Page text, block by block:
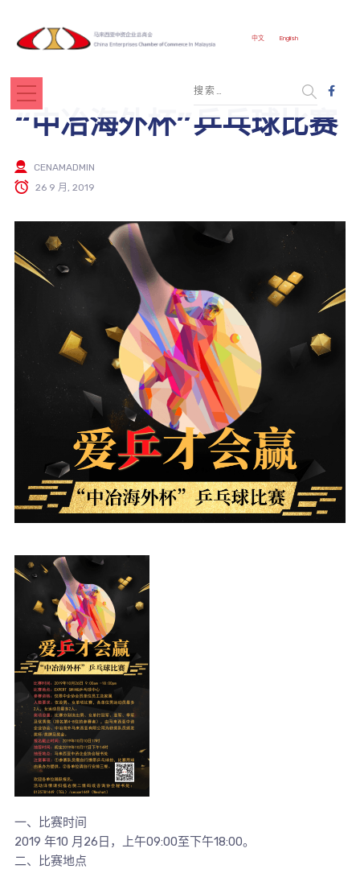
中文 English
“中冶海外杯”乒乓球比赛
CENAMADMIN
26 9 月, 2019
一、比赛时间
2019 年10 月26日，上午09:00至下午18:00。
二、比赛地点